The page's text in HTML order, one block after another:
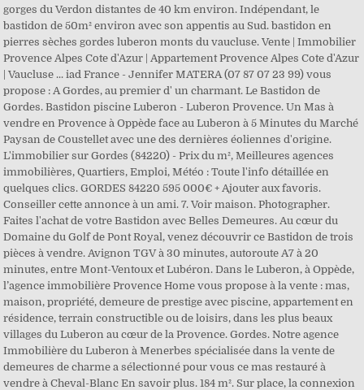
gorges du Verdon distantes de 40 km environ. Indépendant, le
bastidon de 50m² environ avec son appentis au Sud. bastidon en
pierres sèches gordes luberon monts du vaucluse. Vente | Immobilier
Provence Alpes Cote d'Azur | Appartement Provence Alpes Cote d'Azur
| Vaucluse ... iad France - Jennifer MATERA (07 87 07 23 99) vous
propose : A Gordes, au premier d' un charmant. Le Bastidon de
Gordes. Bastidon piscine Luberon - Luberon Provence. Un Mas à
vendre en Provence à Oppède face au Luberon à 5 Minutes du Marché
Paysan de Coustellet avec une des dernières éoliennes d'origine.
L'immobilier sur Gordes (84220) - Prix du m², Meilleures agences
immobilières, Quartiers, Emploi, Météo : Toute l'info détaillée en
quelques clics. GORDES 84220 595 000€ + Ajouter aux favoris.
Conseiller cette annonce à un ami. 7. Voir maison. Photographer.
Faites l'achat de votre Bastidon avec Belles Demeures. Au cœur du
Domaine du Golf de Pont Royal, venez découvrir ce Bastidon de trois
pièces à vendre. Avignon TGV à 30 minutes, autoroute A7 à 20
minutes, entre Mont-Ventoux et Lubéron. Dans le Luberon, à Oppède,
l’agence immobilière Provence Home vous propose à la vente : mas,
maison, propriété, demeure de prestige avec piscine, appartement en
résidence, terrain constructible ou de loisirs, dans les plus beaux
villages du Luberon au cœur de la Provence. Gordes. Notre agence
Immobilière du Luberon à Menerbes spécialisée dans la vente de
demeures de charme a sélectionné pour vous ce mas restauré à
vendre à Cheval-Blanc En savoir plus. 184 m². Sur place, la connexion